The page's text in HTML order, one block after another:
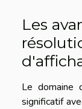
Les
Le domaine
significatif